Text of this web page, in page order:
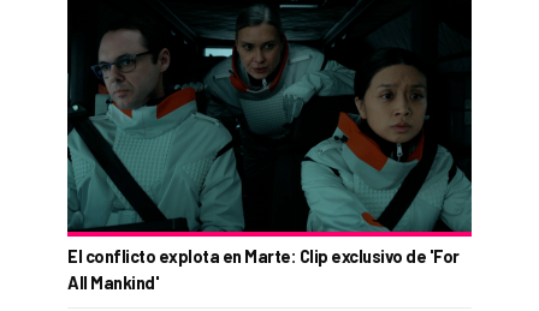
El conflicto explota en Marte: Clip exclusivo de 'For
All Mankind'